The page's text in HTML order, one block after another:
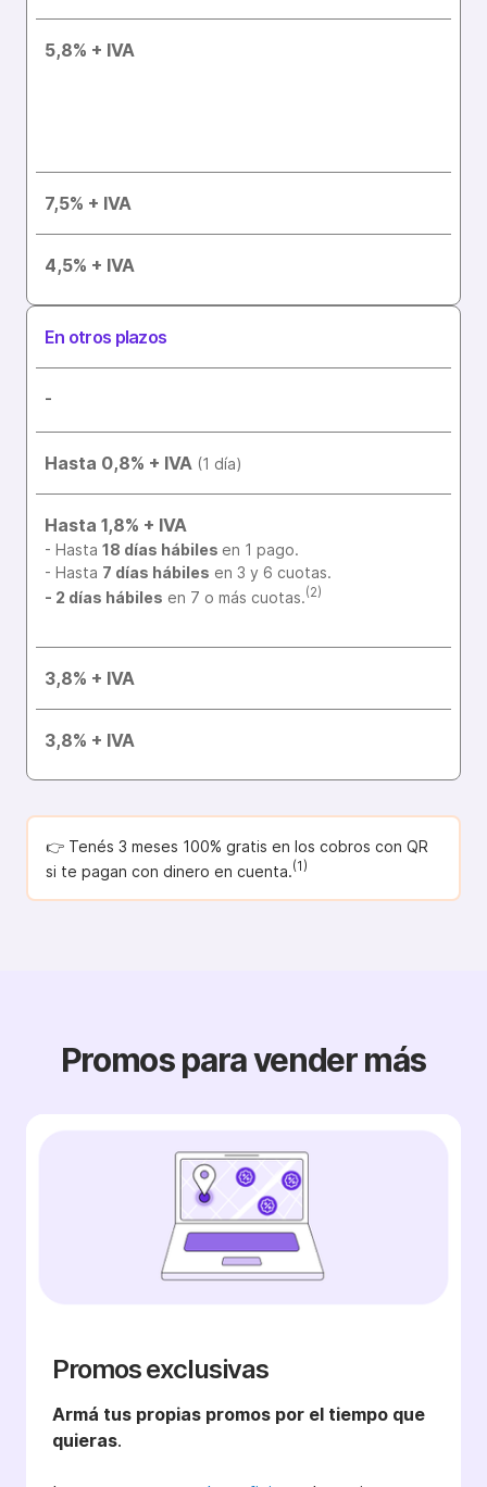
5,8% + IVA
7,5% + IVA
4,5% + IVA
En otros plazos
-
Hasta 0,8% + IVA (1 día)
Hasta 1,8% + IVA
- Hasta 18 días hábiles en 1 pago.
- Hasta 7 días hábiles en 3 y 6 cuotas.
- 2 días hábiles en 7 o más cuotas.(2)
3,8% + IVA
3,8% + IVA
👉 Tenés 3 meses 100% gratis en los cobros con QR
si te pagan con dinero en cuenta.(1)
Promos para vende r más
Promos exclusivas
Armá tus propias promos por el tiempo que
quieras.